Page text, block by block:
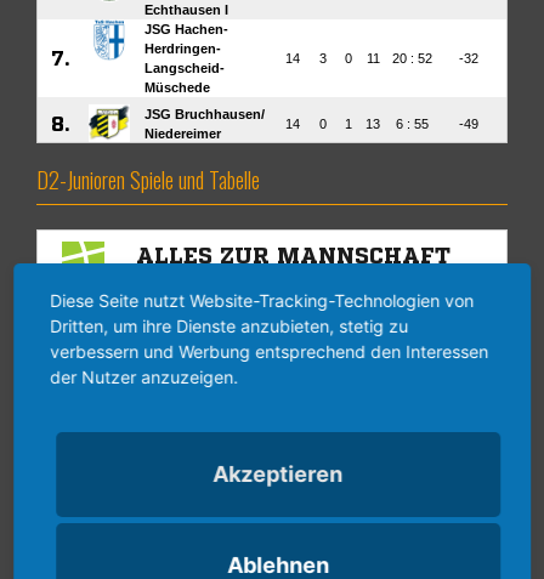
D2-Junioren Spiele und Tabelle
Diese Seite nutzt Website-Tracking-Technologien von
Dritten, um ihre Dienste anzubieten, stetig zu
verbessern und Werbung entsprechend den Interessen
der Nutzer anzuzeigen.
Akzeptieren
Ablehnen